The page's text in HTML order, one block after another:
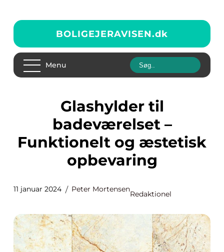
BOLIGEJERAVISEN.dk
Menu
Glashylder til
badeværelset –
Funktionelt og æstetisk
opbevaring
11 januar 2024 Peter Mortensen
Redaktionel